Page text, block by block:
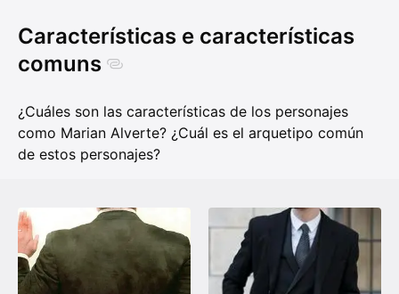
Características e características
comuns
¿Cuáles son las características de los personajes
como Marian Alverte? ¿Cuál es el arquetipo común
de estos personajes?